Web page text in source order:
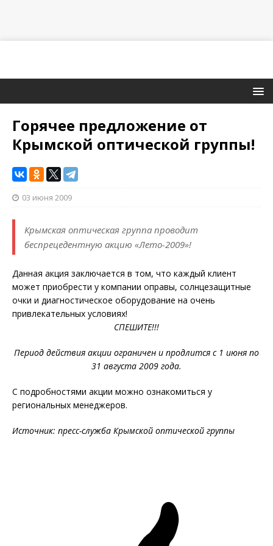
Горячее предложение от
Крымской оптической группы!
03 июня 2009
Крымская оптическая группа проводит
беспрецедентную акцию «Лето-2009»!
Данная акция заключается в том, что каждый клиент
может приобрести у компании оправы, солнцезащитные
очки и диагностическое оборудование на очень
привлекательных условиях!
СПЕШИТЕ!!!
Период действия акции ограничен и продлится с 1 июня по
31 августа 2009 года.
С подробностями акции можно ознакомиться у
региональных менеджеров.
Источник: пресс-служба Крымской оптической группы